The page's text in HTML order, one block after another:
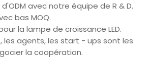
d'ODM avec notre équipe de R & D.
bas MOQ.
la lampe de croissance LED.
les agents, les start - ups sont les
la coopération.